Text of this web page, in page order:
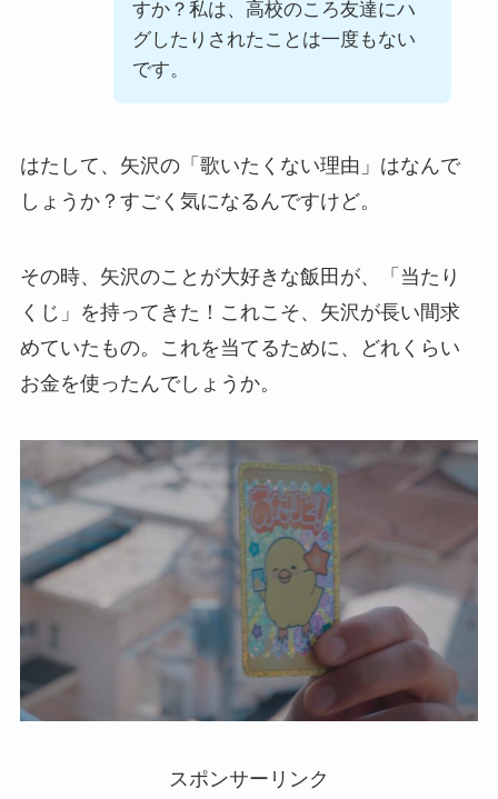
すか？私は、高校のころ友達にハ
グしたりされたことは一度もない
です。
はたして、矢沢の「歌いたくない理由」はなんで
しょうか？すごく気になるんですけど。
その時、矢沢のことが大好きな飯田が、「当たり
くじ」を持ってきた！これこそ、矢沢が長い間求
めていたもの。これを当てるために、どれくらい
お金を使ったんでしょうか。
スポンサーリンク